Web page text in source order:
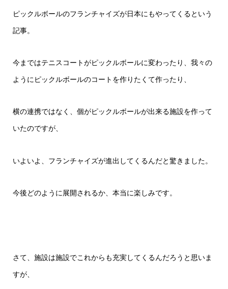
ピックルボールのフランチャイズが日本にもやってくるという
記事。
今まではテニスコートがピックルボールに変わったり、我々の
ようにピックルボールのコートを作りたくて作ったり、
横の連携ではなく、個がピックルボールが出来る施設を作って
いたのですが、
いよいよ、フランチャイズが進出してくるんだと驚きました。
今後どのように展開されるか、本当に楽しみです。
さて、施設は施設でこれからも充実してくるんだろうと思いま
すが、